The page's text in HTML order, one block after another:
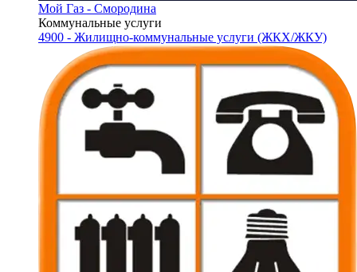
Мой Газ - Смородина
Коммунальные услуги
4900 - Жилищно-коммунальные услуги (ЖКХ/ЖКУ)